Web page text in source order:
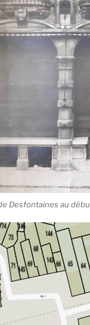
Desfontaines au